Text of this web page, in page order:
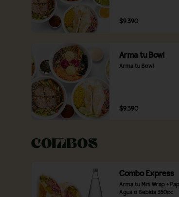
$9.390
Arma tu Bowl
Arma tu Bowl
$9.390
Combos
Combo Express
Arma tu Mini Wrap +
Agua o Bebida 350cc